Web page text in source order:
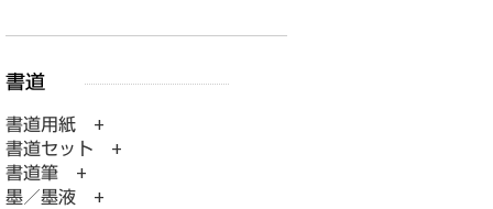
書道用紙 +
書道セット +
書道筆 +
墨／墨液 +